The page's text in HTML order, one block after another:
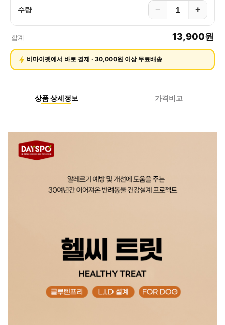
수량 − +
합계 13,900원
비마이펫에서 바로 결제 · 30,000원 이상 무료배송
상품 상세정보 가격비교